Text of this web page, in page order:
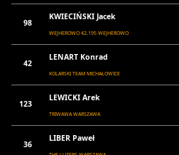
98
KWIECIŃSKI Jacek
WEJHEROWO 42.195 WEJHEROWO
42
LENART Konrad
KOLARSKI TEAM MICHAŁOWICE
123
LEWICKI Arek
TRIWAWA WARSZAWA
36
LIBER Paweł